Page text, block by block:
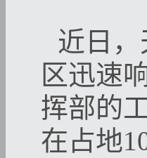
近日
区迅速
挥部的
在占地